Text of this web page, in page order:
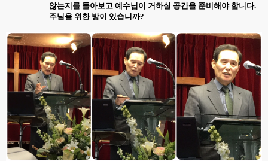
않는지를 돌아보고 예수님이 거하실 공간을 준비해야 합니다.
주님을 위한 방이 있습니까?